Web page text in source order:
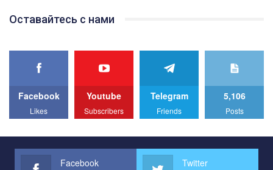
best video, representing programme for the development of
We appeal to your support and ask to help us implement our plan
All you have to do is to press "Like" below the video.
Эмоционально сильный ролик от команды "Гей-альянс
представляющий программу развития организации.
Оставайтесь с нами
Facebook
Likes
Youtube
Subscribers
Telegram
Friends
5,106
Posts
Facebook Twitter